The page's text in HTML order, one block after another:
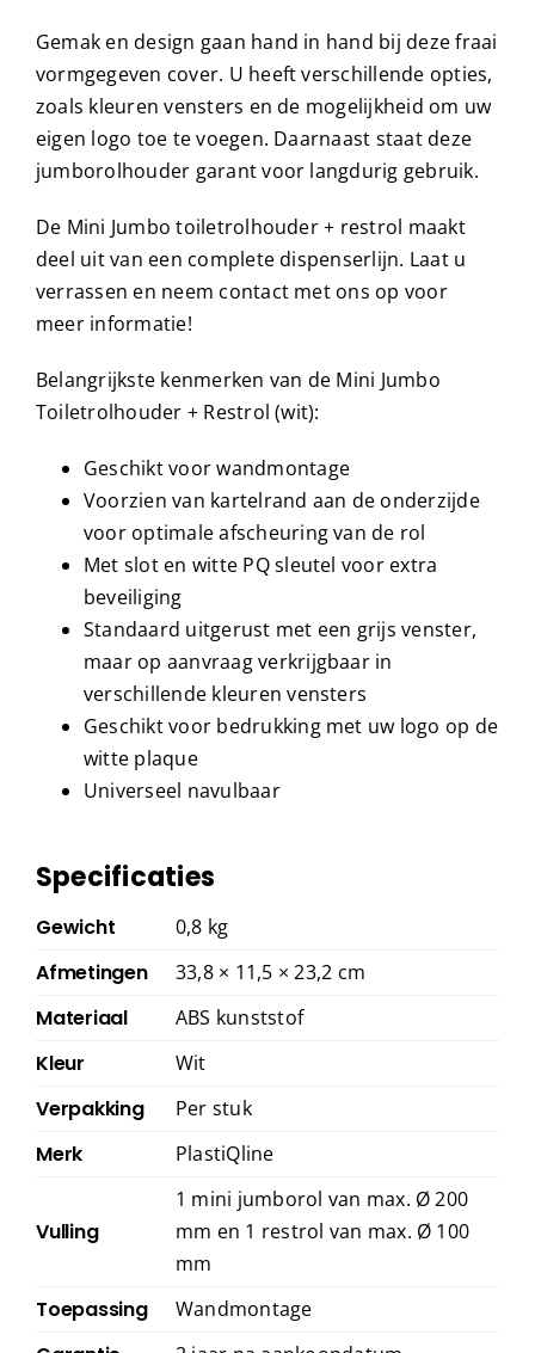
Gemak en design gaan hand in hand bij deze fraai
vormgegeven cover. U heeft verschillende opties,
zoals kleuren vensters en de mogelijkheid om uw
eigen logo toe te voegen. Daarnaast staat deze
jumborolhouder garant voor langdurig gebruik.
De Mini Jumbo toiletrolhouder + restrol maakt
deel uit van een complete dispenserlijn. Laat u
verrassen en neem contact met ons op voor
meer informatie!
Belangrijkste kenmerken van de Mini Jumbo
Toiletrolhouder + Restrol (wit):
Geschikt voor wandmontage
Voorzien van kartelrand aan de onderzijde
voor optimale afscheuring van de rol
Met slot en witte PQ sleutel voor extra
beveiliging
Standaard uitgerust met een grijs venster,
maar op aanvraag verkrijgbaar in
verschillende kleuren vensters
Geschikt voor bedrukking met uw logo op de
witte plaque
Universeel navulbaar
Specificaties
Gewicht 0,8 kg
Afmetingen 33,8 × 11,5 × 23,2 cm
Materiaal ABS kunststof
Kleur Wit
Verpakking Per stuk
Merk PlastiQline
Vulling
1 mini jumborol van max. Ø 200
mm en 1 restrol van max. Ø 100
mm
Toepassing Wandmontage